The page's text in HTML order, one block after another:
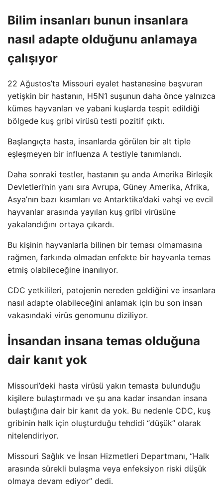
Bilim insanları bunun insanlara
nasıl adapte olduğunu anlamaya
çalışıyor
22 Ağustos’ta Missouri eyalet hastanesine başvuran
yetişkin bir hastanın, H5N1 suşunun daha önce yalnızca
kümes hayvanları ve yabani kuşlarda tespit edildiği
bölgede kuş gribi virüsü testi pozitif çıktı.
Başlangıçta hasta, insanlarda görülen bir alt tiple
eşleşmeyen bir influenza A testiyle tanımlandı.
Daha sonraki testler, hastanın şu anda Amerika Birleşik
Devletleri’nin yanı sıra Avrupa, Güney Amerika, Afrika,
Asya’nın bazı kısımları ve Antarktika’daki vahşi ve evcil
hayvanlar arasında yayılan kuş gribi virüsüne
yakalandığını ortaya çıkardı.
Bu kişinin hayvanlarla bilinen bir teması olmamasına
rağmen, farkında olmadan enfekte bir hayvanla temas
etmiş olabileceğine inanılıyor.
CDC yetkilileri, patojenin nereden geldiğini ve insanlara
nasıl adapte olabileceğini anlamak için bu son insan
vakasındaki virüs genomunu diziliyor.
İnsandan insana temas olduğuna
dair kanıt yok
Missouri’deki hasta virüsü yakın temasta bulunduğu
kişilere bulaştırmadı ve şu ana kadar insandan insana
bulaştığına dair bir kanıt da yok. Bu nedenle CDC, kuş
gribinin halk için oluşturduğu tehdidi “düşük” olarak
nitelendiriyor.
Missouri Sağlık ve İnsan Hizmetleri Departmanı, “Halk
arasında sürekli bulaşma veya enfeksiyon riski düşük
olmaya devam ediyor” dedi.